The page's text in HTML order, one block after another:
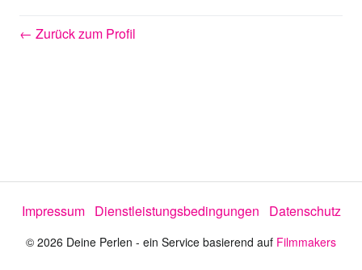
s
p
← Zurück zum Profil
Impressum Dienstleistungsbedingungen Datenschutz
© 2026 Deine Perlen - ein Service basierend auf Filmmakers